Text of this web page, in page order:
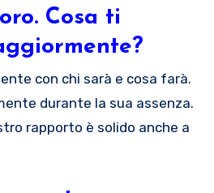
Cosa ti
con chi sarà e cosa farà.
durante la sua assenza.
rapporto è solido anche a